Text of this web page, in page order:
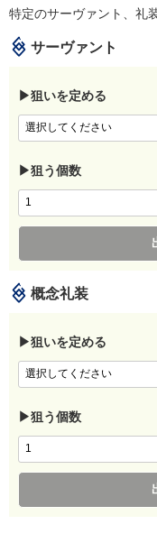
特定のサーヴァント、礼
サーヴァント
▶狙いを定める
▶狙う個数
概念礼装
▶狙いを定める
▶狙う個数